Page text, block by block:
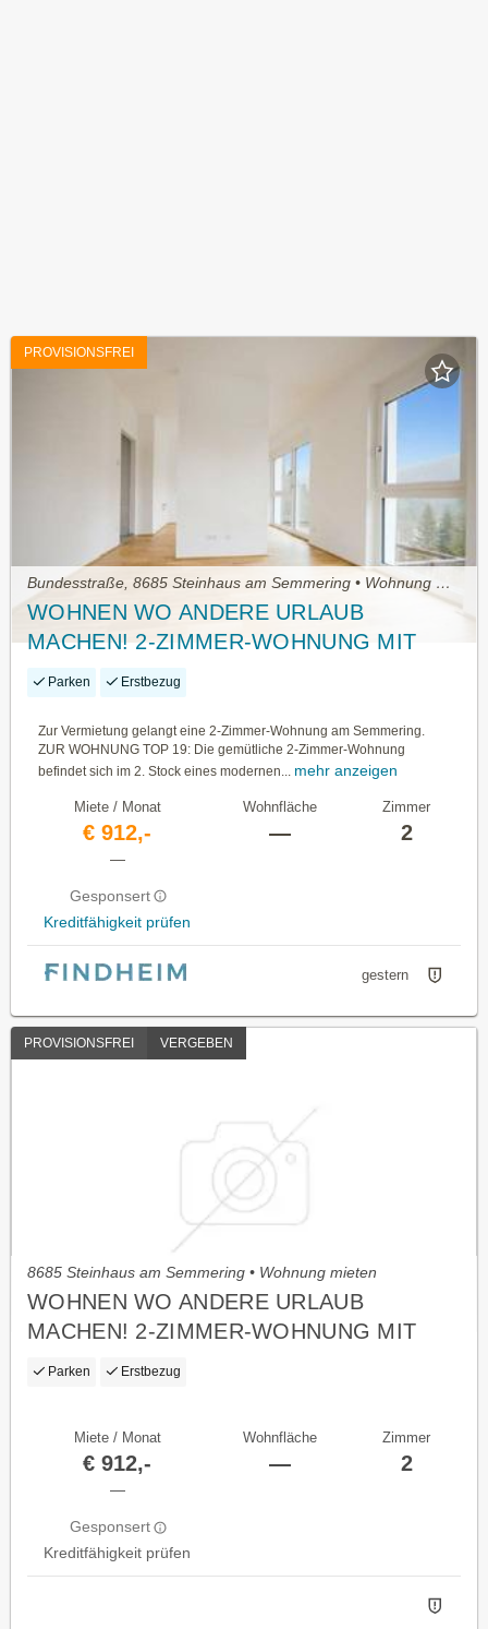
PROVISIONSFREI
Bundesstraße, 8685 Steinhaus am Semmering • Wohnung mieten
WOHNEN WO ANDERE URLAUB
MACHEN! 2-ZIMMER-WOHNUNG MIT
PKW-STELLPLATZ! ERSTBEZUG!
Parken Erstbezug
Zur Vermietung gelangt eine 2-Zimmer-Wohnung am Semmering.
ZUR WOHNUNG TOP 19: Die gemütliche 2-Zimmer-Wohnung
befindet sich im 2. Stock eines modernen... mehr anzeigen
Miete / Monat
€ 912,-
—
Gesponsert
Kreditfähigkeit prüfen
Wohnfläche
—
Zimmer
2
gestern
PROVISIONSFREI VERGEBEN
8685 Steinhaus am Semmering • Wohnung mieten
WOHNEN WO ANDERE URLAUB
MACHEN! 2-ZIMMER-WOHNUNG MIT
PKW-STELLPLATZ! ERSTBEZUG!
Parken Erstbezug
Miete / Monat
€ 912,-
—
Gesponsert
Kreditfähigkeit prüfen
Wohnfläche
—
Zimmer
2